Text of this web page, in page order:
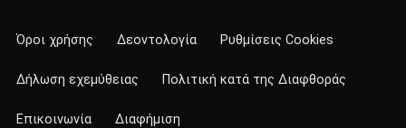
Όροι χρήσης Δεοντολογία Ρυθμίσεις Cookies
Δήλωση εχεμύθειας Πολιτική κατά της Διαφθοράς
Επικοινωνία Διαφήμιση